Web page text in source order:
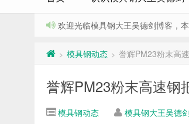
欢迎光临模具钢大王吴德剑博客，
> 模具钢动态 > 誉辉PM23粉末高
誉辉PM23粉末高速钢
模具钢动态 模具钢大王吴德